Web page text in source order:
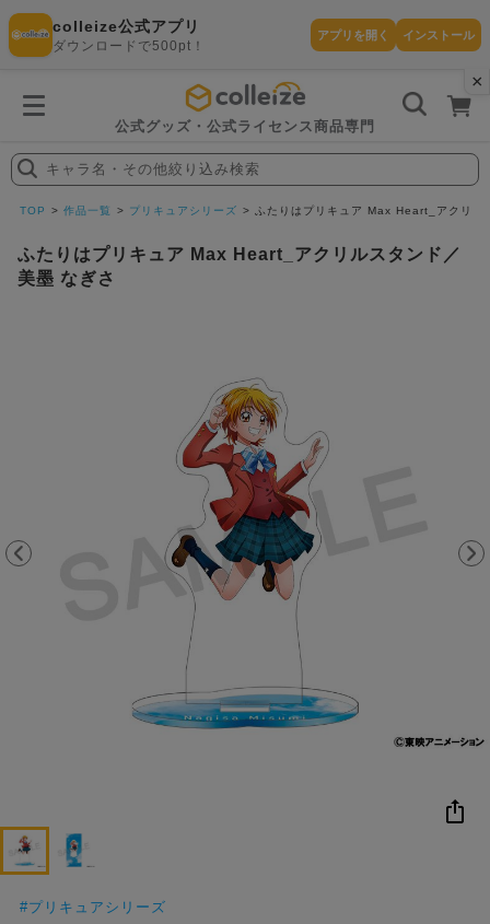
×
colleize公式アプリ
ダウンロードで500pt！
アプリを開く インストール
公式グッズ・公式ライセンス商品専門
探
す
キャラ名・その他絞り込み検索
TOP 作品一覧 プリキュアシリーズ ふたりはプリキュア Max Heart_アクリル
ふたりはプリキュア Max Heart_アクリルスタンド／
美墨 なぎさ
#プリキュアシリーズ